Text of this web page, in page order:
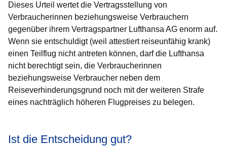
Dieses Urteil wertet die Vertragsstellung von
Verbraucherinnen beziehungsweise Verbrauchern
gegenüber ihrem Vertragspartner Lufthansa AG enorm auf.
Wenn sie entschuldigt (weil attestiert reiseunfähig krank)
einen Teilflug nicht antreten können, darf die Lufthansa
nicht berechtigt sein, die Verbraucherinnen
beziehungsweise Verbraucher neben dem
Reiseverhinderungsgrund noch mit der weiteren Strafe
eines nachträglich höheren Flugpreises zu belegen.
Ist die Entscheidung gut?